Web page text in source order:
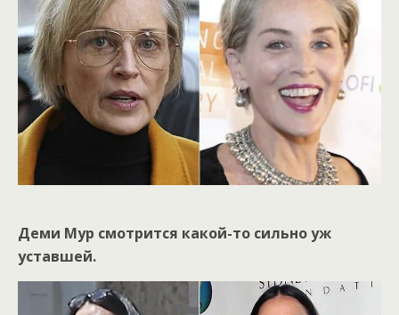
Деми Мур смотрится какой-то сильно уж
уставшей.